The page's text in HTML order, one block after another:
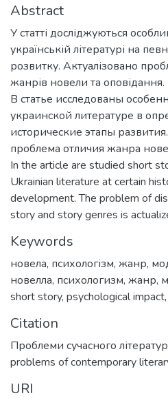
Abstract
У статті досліджуються
українській літературі на
розвитку. Актуалізовано
жанрів новели та оповідання.
В статье исследованы
украинской литературе в
исторические этапы
проблема отличия жанра
In the article are studied short
Ukrainian literature at certain
development. The problem of
story and story genres is
Keywords
новела, психологізм, жанр,
новелла, психологизм, жанр,
short story, psychological impact,
Citation
Проблеми сучасного
problems of contemporary
URI